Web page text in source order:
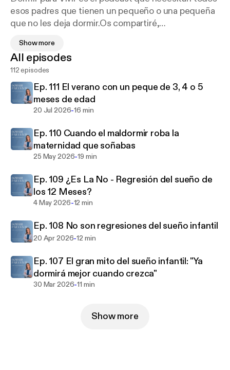
esos padres que tienen un pequeño o una pequeña
que no les deja dormir.Os compartiré,
infantil: ventanas de sueño, horarios, rutinas,
trastornos del sueño infantil, transiciones de
siestas, etapas madurativas, casos prácticos,
etc.También os resolveré las dudas que tengáis para
mejorar su descanso. Aquí encontraréis variables,
pautas, análisis y métodos probados para ayudar a
como nocturno. Hablaremos con pediatras,
fisioterapeutas pediátricos, nutricionistas infantiles
y entrevistaré a familias que han pasado por este
proceso de mejora del sueño infantil. Soy Alicia
Marqués Experta Infantil con una certificación
como Asesora del Sueño Infantil y un Postgrado de
trastornos sobre el sueño-vigilia en la edad
pediátrica además son una obsesionada y apasioada
de la prevención y la divulgación del
buendormir.Estoy encantada de compartir contigo
todo mi conocimiento y experiencia para que
consigas 🔹Dormir para Vivir🔹Puedes encontrarme
también en Instagram:📲 @soyaliciamarques y en la
Show more
All episodes
112 episodes
Ep. 111 El verano con un peque de 3, 4 o 5
meses de edad
20 Jul 2026-16 min
Ep. 110 Cuando el maldormir roba la
maternidad que soñabas
25 May 2026-19 min
Ep. 109 ¿Es La No - Regresión del sueño de
los 12 Meses?
4 May 2026-12 min
Ep. 108 No son regresiones del sueño infantil
20 Apr 2026-12 min
Ep. 107 El gran mito del sueño infantil: "Ya
dormirá mejor cuando crezca"
30 Mar 2026-11 min
Show more